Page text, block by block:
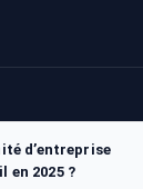
d’entreprise
2025 ?